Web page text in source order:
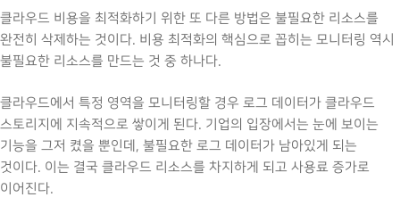
클라우드 비용을 최적화하기 위한 또 다른 방법은 불필요한 리소스를
완전히 삭제하는 것이다. 비용 최적화의 핵심으로 꼽히는 모니터링 역시
불필요한 리소스를 만드는 것 중 하나다.
클라우드에서 특정 영역을 모니터링할 경우 로그 데이터가 클라우드
스토리지에 지속적으로 쌓이게 된다. 기업의 입장에서는 눈에 보이는
기능을 그저 켰을 뿐인데, 불필요한 로그 데이터가 남아있게 되는
것이다. 이는 결국 클라우드 리소스를 차지하게 되고 사용료 증가로
이어진다.